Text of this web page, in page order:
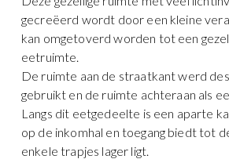
gecreëerd wordt door een kleine
kan omgetoverd worden tot een
eetruimte.
De ruimte aan de straatkant werd
gebruikt en de ruimte achteraan als
Langs dit eetgedeelte is een aparte
op de inkomhal en toegang biedt tot
enkele trapjes lager ligt.